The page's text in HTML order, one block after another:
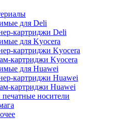
для Deli
картриджи Deli
для Kyocera
картриджи Kyocera
картриджи Kyocera
для Huawei
картриджи Huawei
картриджи Huawei
печатные носители